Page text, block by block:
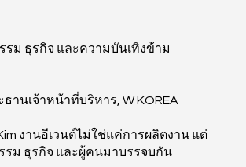
ม ธุรกิจ และความบันเทิงข้าม
ธานเจ้าหน้าที่บริหาร, W KOREA
งานอีเวนต์ไม่ใช่แค่การผลิตงาน แต่
รม ธุรกิจ และผู้คนมาบรรจบกัน